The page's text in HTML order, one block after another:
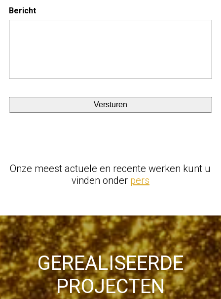
Bericht
Onze meest actuele en recente werken kunt u
vinden onder pers
GEREALISEERDE
PROJECTEN